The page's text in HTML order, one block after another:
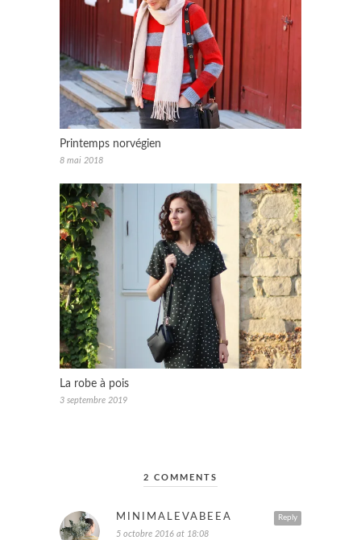
Printemps norvégien
8 mai 2018
La robe à pois
3 septembre 2019
2 COMMENTS
Reply
MINIMALEVABEEA
5 octobre 2016 at 18:08